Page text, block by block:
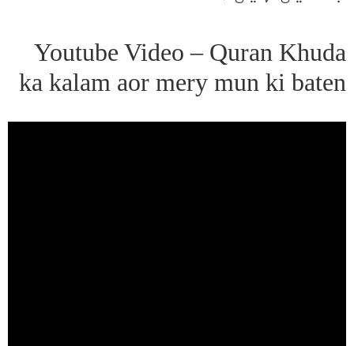
Youtube Video – Quran Khuda
ka kalam aor mery mun ki baten